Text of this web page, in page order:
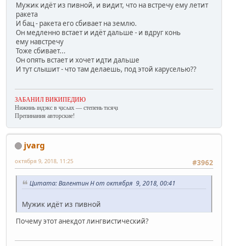
Мужик идёт из пивной, и видит, что на встречу ему летит
ракета
И бац - ракета его сбивает на землю.
Он медленно встает и идёт дальше - и вдруг конь
ему навстречу
Тоже сбивает...
Он опять встает и хочет идти дальше
И тут слышит - что там делаешь, под этой каруселью??
ЗАБАНИЛ ВИКИПЕДИЮ
Нижниь ıндэкс в ҷıсʌах — степень тıсяҷı
Препинания авторские!
jvarg
#3962
октября 9, 2018, 11:25
Цитата: Валентин Н от октября 9, 2018, 00:41
Мужик идёт из пивной
Почему этот анекдот лингвистический?